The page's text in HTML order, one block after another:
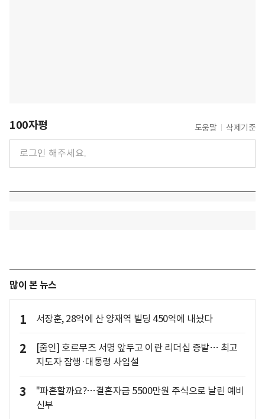
100자평 도움말 삭제기준
많이 본 뉴스
1 서장훈, 28억에 산 양재역 빌딩 450억에 내놨다
2
[줌인] 호르무즈 서명 앞두고 이란 리더십 증발… 최고
지도자 잠행·대통령 사임설
3
"파혼할까요?…결혼자금 5500만원 주식으로 날린 예비
신부